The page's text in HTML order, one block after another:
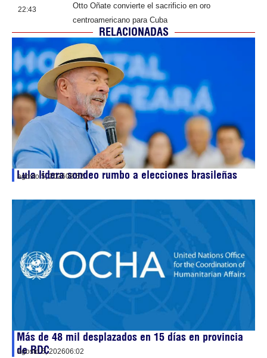
22:43
Otto Oñate convierte el sacrificio en oro
centroamericano para Cuba
RELACIONADAS
Lula lidera sondeo rumbo a elecciones brasileñas
agosto 5, 202608:52
Más de 48 mil desplazados en 15 días en provincia
de RDC
agosto 5, 202606:02